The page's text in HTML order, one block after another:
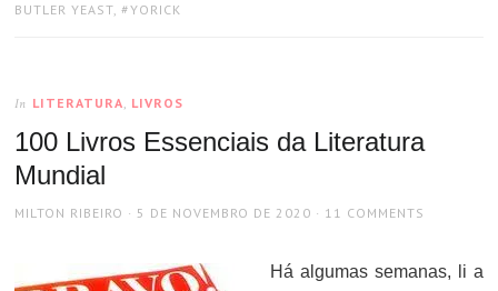
BUTLER YEAST, YORICK
In LITERATURA, LIVROS
100 Livros Essenciais da Literatura
Mundial
AUTHOR
MILTON RIBEIRO
POSTED
5 DE NOVEMBRO DE 2020 11 COMMENTS
Há algumas semanas, li a